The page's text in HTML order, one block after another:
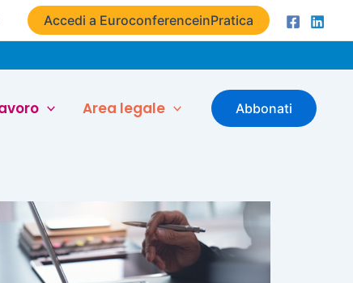
Accedi a EuroconferenceinPratica
Area legale Abbonati